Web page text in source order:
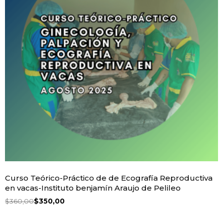
Curso Teórico-Práctico de de Ecografía Reproductiva
en vacas-Instituto benjamín Araujo de Pelileo
$360,00$350,00